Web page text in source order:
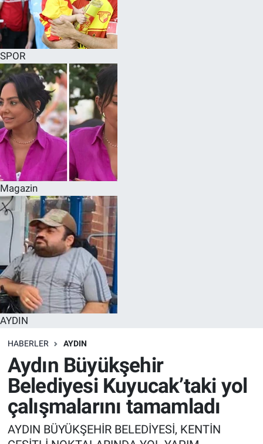
SPOR
Magazin
AYDIN
HABERLER AYDIN
Aydın Büyükşehir
Belediyesi Kuyucak’taki yol
çalışmalarını tamamladı
AYDIN BÜYÜKŞEHİR BELEDİYESİ, KENTİN